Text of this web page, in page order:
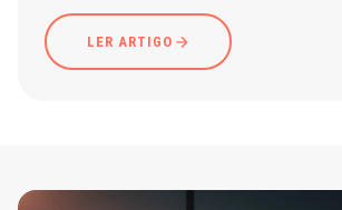
LER ARTIGO